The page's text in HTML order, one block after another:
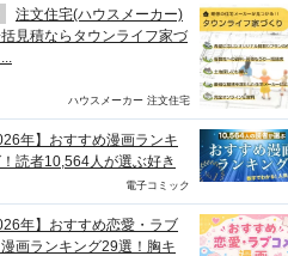
注文住宅(ハウスメーカー)
見積ならタウンライフ家づ
ハウスメーカー 注文住宅
年】おすすめ漫画ランキ
読者10,564人が選ぶ好き
電子コミック
年】おすすめ恋愛・ラブ
画ランキング29選！胸キ